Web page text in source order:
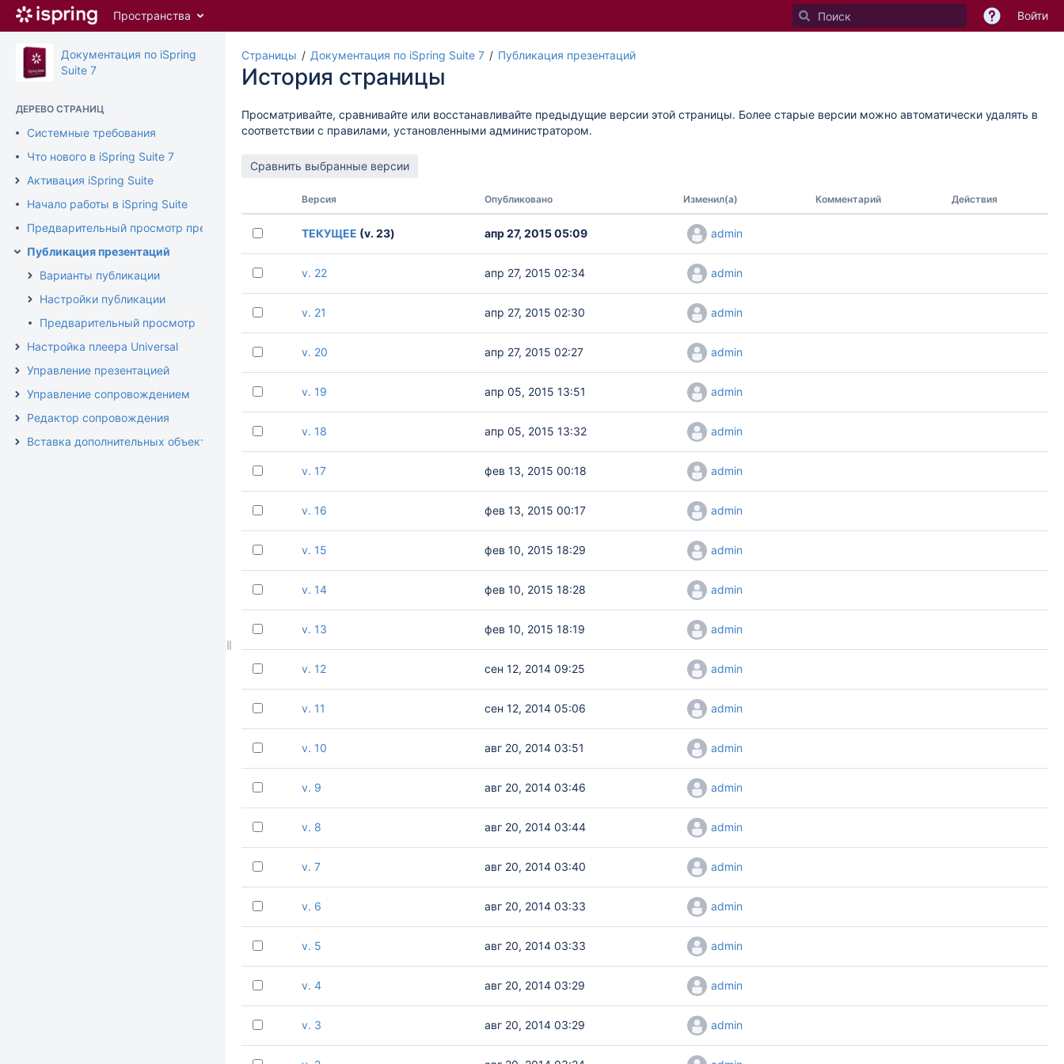
Перейти
содержимому
assistive.skiplink.to.breadcrumbs
assistive.skiplink.to.quick.search
Пространства Войти
Документация по iSpring
Suite 7
ДЕРЕВО СТРАНИЦ
Системные требования
Что нового в iSpring Suite 7
Активация iSpring Suite
Начало работы в iSpring Suite
Предварительный просмотр презентации
Публикация презентаций
Варианты публикации
Настройки публикации
Предварительный просмотр
Настройка плеера Universal
Управление презентацией
Управление сопровождением
Редактор сопровождения
Вставка дополнительных объектов
Страницы Документация по iSpring Suite 7 Публикация презентаций
История страницы
Просматривайте, сравнивайте или восстанавливайте предыдущие версии этой страницы. Более старые версии можно автоматически удалять в
соответствии с правилами, установленными администратором.
Версия Опубликовано Изменил(а) Комментарий Действия
ТЕКУЩЕЕ (v. 23) апр 27, 2015 05:09 admin
v. 22 апр 27, 2015 02:34 admin
v. 21 апр 27, 2015 02:30 admin
v. 20 апр 27, 2015 02:27 admin
v. 19 апр 05, 2015 13:51 admin
v. 18 апр 05, 2015 13:32 admin
v. 17 фев 13, 2015 00:18 admin
v. 16 фев 13, 2015 00:17 admin
v. 15 фев 10, 2015 18:29 admin
v. 14 фев 10, 2015 18:28 admin
v. 13 фев 10, 2015 18:19 admin
v. 12 сен 12, 2014 09:25 admin
v. 11 сен 12, 2014 05:06 admin
v. 10 авг 20, 2014 03:51 admin
v. 9 авг 20, 2014 03:46 admin
v. 8 авг 20, 2014 03:44 admin
v. 7 авг 20, 2014 03:40 admin
v. 6 авг 20, 2014 03:33 admin
v. 5 авг 20, 2014 03:33 admin
v. 4 авг 20, 2014 03:29 admin
v. 3 авг 20, 2014 03:29 admin